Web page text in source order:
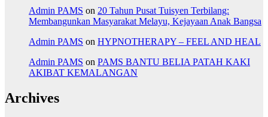
Admin PAMS on 20 Tahun Pusat Tuisyen Terbilang:
Membangunkan Masyarakat Melayu, Kejayaan Anak Bangsa
Admin PAMS on HYPNOTHERAPY – FEEL AND HEAL
Admin PAMS on PAMS BANTU BELIA PATAH KAKI
AKIBAT KEMALANGAN
Archives